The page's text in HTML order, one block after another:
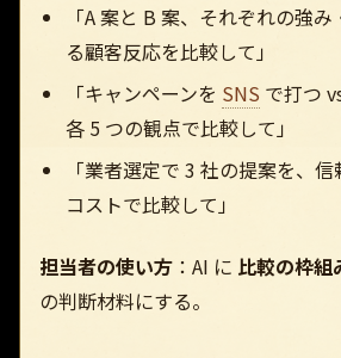
「A 案と B 案、それぞれの強
る顧客反応を比較して」
「キャンペーンを SNS で打つ
各 5 つの観点で比較して」
「業者選定で 3 社の提案を、
コストで比較して」
担当者の使い方 ：AI に 比較の枠組
の判断材料にする。